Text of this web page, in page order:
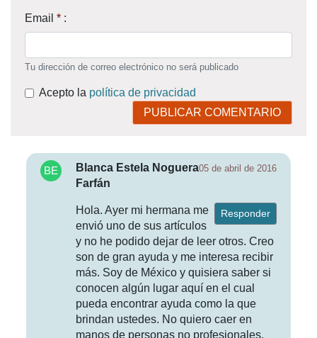
Email * :
Tu dirección de correo electrónico no será publicado
Acepto la política de privacidad
PUBLICAR COMENTARIO
05 de abril de 2016
Blanca Estela Noguera
Farfán
Responder
Hola. Ayer mi hermana me
envió uno de sus artículos
y no he podido dejar de leer otros. Creo
son de gran ayuda y me interesa recibir
más. Soy de México y quisiera saber si
conocen algún lugar aquí en el cual
pueda encontrar ayuda como la que
brindan ustedes. No quiero caer en
manos de personas no profesionales.